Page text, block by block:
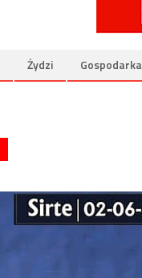
Żydzi Gospodarka